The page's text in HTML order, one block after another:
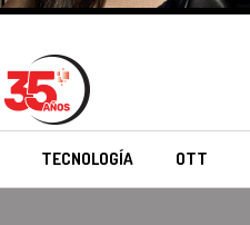
TECNOLOGÍA OTT